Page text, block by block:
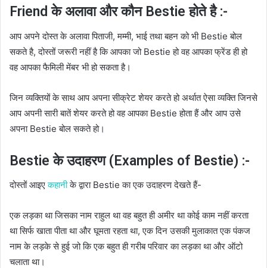
Friend के अलावा और कौन Bestie होते है :-
आप अपने दोस्त के अलावा पिताजी, मम्मी, भाई तथा बहन को भी Bestie बोल
सकते है, दोस्तों जरूरी नहीं है कि आपका जो Bestie हो वह आपका फ्रेंड ही हो
वह आपका फैमिली मेंबर भी हो सकता है।
जिन व्यक्तियों के साथ आप अपना सीक्रेट शेयर करते हो अर्थात ऐसा व्यक्ति जिनसे
आप अपनी सारी बातें शेयर करते हो वह आपका Bestie होता हैं और आप उसे
अपना Bestie बोल सकते हो।
Bestie के उदाहरण (Examples of Bestie) :-
दोस्तों आइएकहानीके द्वारा Bestie का एक उदाहरण देखते हैं-
एक लड़का था जिसका नाम राहुल था वह बहुत ही अमीर था कोई काम नहीं करता
था सिर्फ खाता पीता था और घूमता रहता था, एक दिन उसकी मुलाकात एक पंकज
नाम के लड़के से हुई जो कि एक बहुत ही गरीब परिवार का लड़का था और ऑटो
चलाता था।